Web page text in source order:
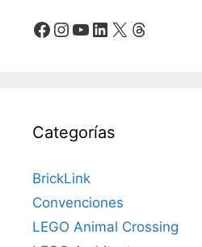
Facebook
Instagram
YouTube
LinkedIn
X Threads
Categorías
BrickLink
Convenciones
LEGO Animal Crossing